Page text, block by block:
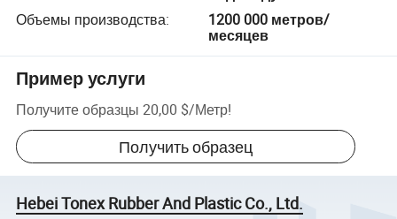
Объемы производства:
1200 000 метров/
месяцев
Пример услуги
Получите образцы 20,00 $/Метр!
Получить образец
Hebei Tonex Rubber And Plastic Co., Ltd.